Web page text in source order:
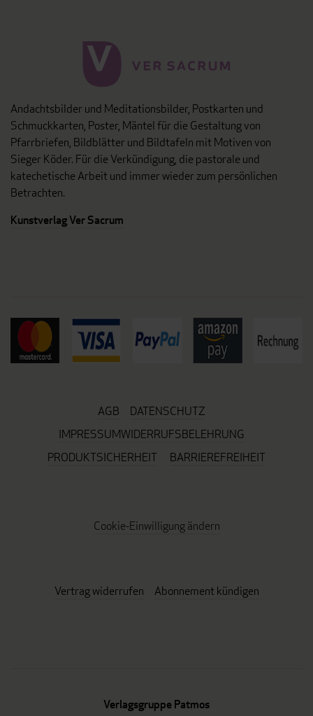
Andachtsbilder und Meditationsbilder, Postkarten und
Schmuckkarten, Poster, Mäntel für die Gestaltung von
Pfarrbriefen, Bildblätter und Bildtafeln mit Motiven von
Sieger Köder. Für die Verkündigung, die pastorale und
katechetische Arbeit und immer wieder zum persönlichen
Betrachten.
Kunstverlag Ver Sacrum
AGB
DATENSCHUTZ
IMPRESSUMWIDERRUFSBELEHRUNG
PRODUKTSICHERHEIT
BARRIEREFREIHEIT
Cookie-Einwilligung ändern
Vertrag widerrufen Abonnement kündigen
Verlagsgruppe Patmos